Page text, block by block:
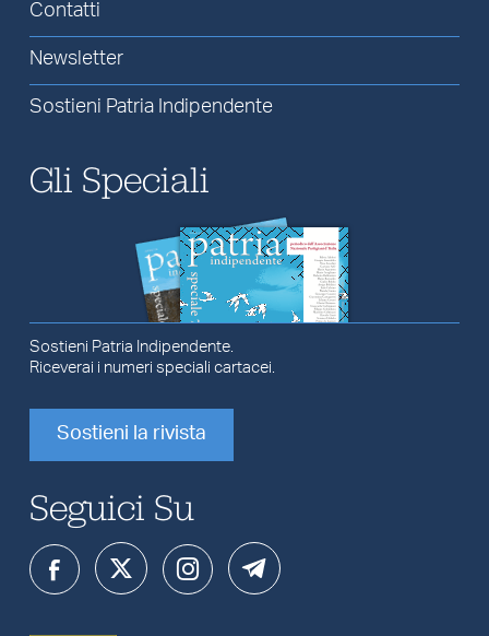
Contatti
Newsletter
Sostieni Patria Indipendente
Gli Speciali
Sostieni Patria Indipendente.
Riceverai i numeri speciali cartacei.
Sostieni la rivista
Seguici Su